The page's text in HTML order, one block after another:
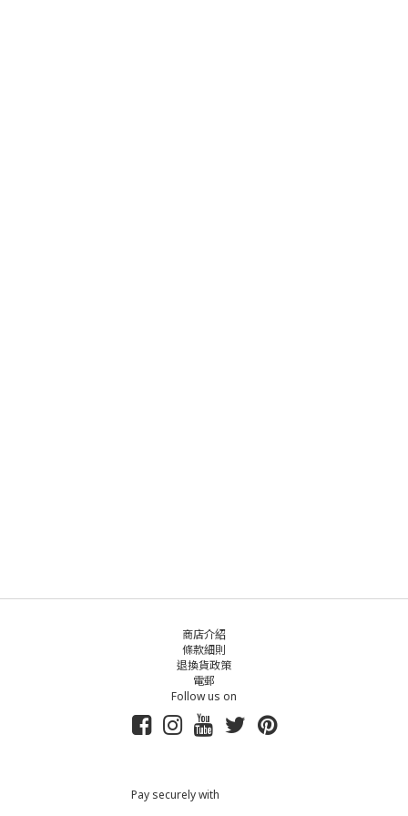
商店介紹
條款細則
退換貨政策
電郵
Follow us on
Pay securely with